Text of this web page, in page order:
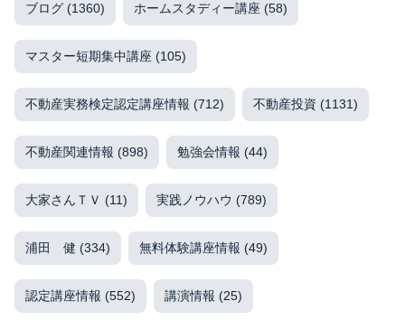
ブログ (1360) ホームスタディー講座 (58)
マスター短期集中講座 (105)
不動産実務検定認定講座情報 (712) 不動産投資 (1131)
不動産関連情報 (898) 勉強会情報 (44)
大家さんＴＶ (11) 実践ノウハウ (789)
浦田 健 (334) 無料体験講座情報 (49)
認定講座情報 (552) 講演情報 (25)